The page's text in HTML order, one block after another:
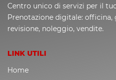
Centro unico di servizi per il
Prenotazione digitale: officina,
revisione, noleggio, vendite.
LINK UTILI
Home